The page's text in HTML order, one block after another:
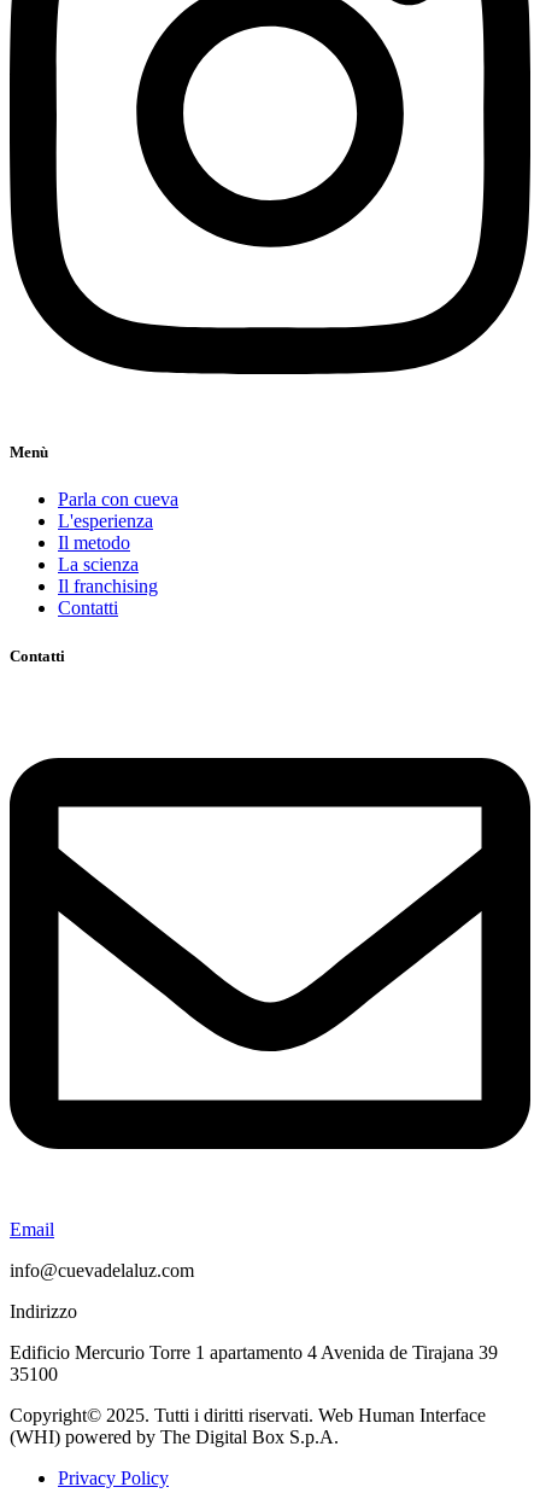
Menù
Parla con cueva
L'esperienza
Il metodo
La scienza
Il franchising
Contatti
Contatti
Email
info@cuevadelaluz.com
Indirizzo
Edificio Mercurio Torre 1 apartamento 4 Avenida de Tirajana 39
35100
Copyright© 2025. Tutti i diritti riservati. Web Human Interface
(WHI) powered by The Digital Box S.p.A.
Privacy Policy